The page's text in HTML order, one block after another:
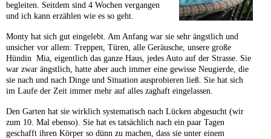
begleiten. Seitdem sind 4 Wochen vergangen
und ich kann erzählen wie es so geht.
Monty hat sich gut eingelebt. Am Anfang war sie sehr ängstlich und
unsicher vor allem: Treppen, Türen, alle Geräusche, unsere große
Hündin Mia, eigentlich das ganze Haus, jedes Auto auf der Strasse. Sie
war zwar ängstlich, hatte aber auch immer eine gewisse Neugierde, die
sie nach und nach Dinge und Situation ausprobieren ließ. Sie hat sich
im Laufe der Zeit immer mehr auf alles zaghaft eingelassen.
Den Garten hat sie wirklich systematisch nach Lücken abgesucht (wir
zum 10. Mal ebenso). Sie hat es tatsächlich nach ein paar Tagen
geschafft ihren Körper so dünn zu machen, dass sie unter einem